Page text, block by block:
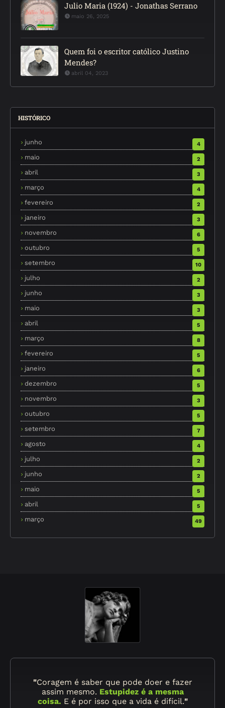
Julio Maria (1924) - Jonathas Serrano
maio 26, 2025
Quem foi o escritor católico Justino
Mendes?
abril 04, 2023
HISTÓRICO
junho 4
maio 2
abril 3
março 4
fevereiro 2
janeiro 3
novembro 6
outubro 5
setembro 10
julho 2
junho 3
maio 3
abril 5
março 8
fevereiro 5
janeiro 6
dezembro 5
novembro 3
outubro 5
setembro 7
agosto 4
julho 2
junho 2
maio 5
abril 5
março 49
"Coragem é saber que pode doer e fazer
assim mesmo. Estupidez é a mesma
coisa. E é por isso que a vida é difícil."